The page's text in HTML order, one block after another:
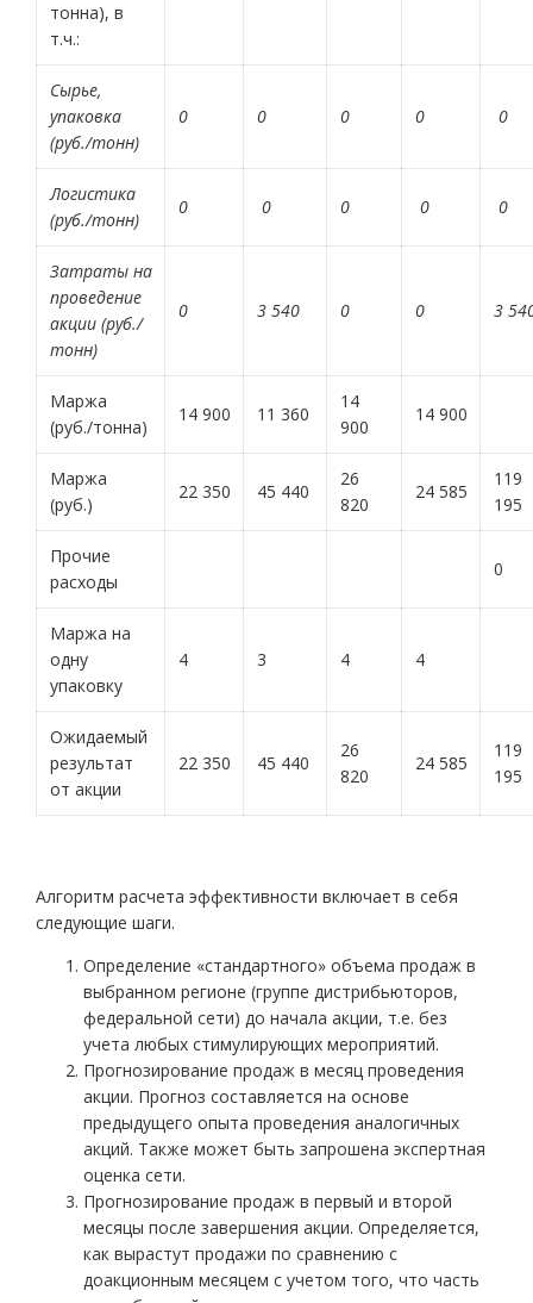
тонна), в
т.ч.:
Сырье,
упаковка
(руб./тонн)
0 0 0 0 0
Логистика
(руб./тонн)
0 0 0 0 0
Затраты на
проведение
акции (руб./
тонн)
0 3 540 0 0 3
Маржа
(руб./тонна)
14 900 11 360
14
900
14 900
Маржа
(руб.)
22 350 45 440
26
820
24 585
119
195
Прочие
расходы
0
Маржа на
одну
упаковку
4 3 4 4
Ожидаемый
результат
от акции
22 350 45 440
26
820
24 585
119
195
Алгоритм расчета эффективности включает в себя
следующие шаги.
Определение «стандартного» объема продаж в
выбранном регионе (группе дистрибьюторов,
федеральной сети) до начала акции, т.е. без
учета любых стимулирующих мероприятий.
Прогнозирование продаж в месяц проведения
акции. Прогноз составляется на основе
предыдущего опыта проведения аналогичных
акций. Также может быть запрошена экспертная
оценка сети.
Прогнозирование продаж в первый и второй
месяцы после завершения акции. Определяется,
как вырастут продажи по сравнению с
доакционным месяцем с учетом того, что часть